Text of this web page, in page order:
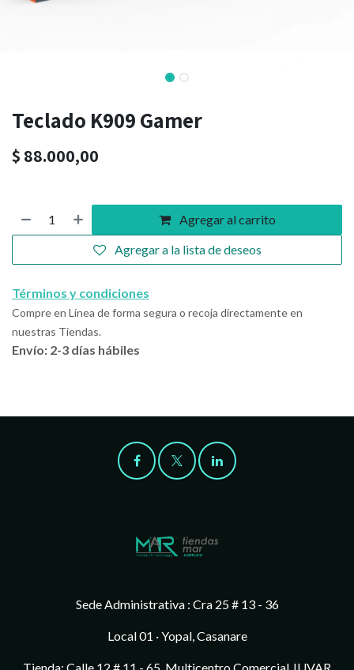
Teclado K909 Gamer
$ 88.000,00
Agregar al carrito
Agregar a la lista de deseos
Términos y condiciones
Compre en Línea de forma segura o recoja directamente en
nuestras Tiendas.
Envío: 2-3 días hábiles
Sede Administrativa : Cra 25 # 13 - 36
Local 01 · Yopal, Casanare